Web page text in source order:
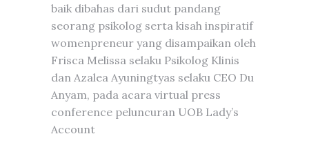
baik dibahas dari sudut pandang
seorang psikolog serta kisah inspiratif
womenpreneur yang disampaikan oleh
Frisca Melissa selaku Psikolog Klinis
dan Azalea Ayuningtyas selaku CEO Du
Anyam, pada acara virtual press
conference peluncuran UOB Lady’s
Account